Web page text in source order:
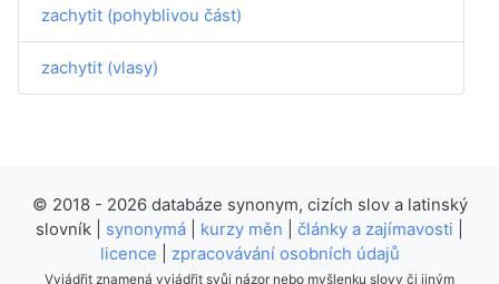
zachytit (pohyblivou část)
zachytit (vlasy)
© 2018 - 2026 databáze synonym, cizích slov a latinský
slovník | synonymá kurzy měn články a zajímavosti
licence
zpracovávání osobních údajů
Vyjádřit znamená vyjádřit svůj názor nebo myšlenku slovy či jiným